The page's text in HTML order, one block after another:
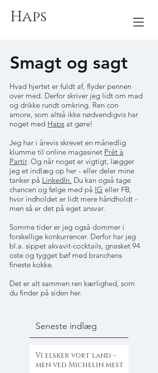
Haps
Smagt og sagt
Hvad hjertet er fuldt af, flyder pennen
over med. Derfor skriver jeg lidt om mad
og drikke rundt omkring. Ren con
amore, som altså ikke nødvendigvis har
noget med Haps at gøre!
Jeg har i årevis skrevet en månedlig
klumme til online magasinet Prêt à
Partir. Og når noget er vigtigt, lægger
jeg et indlæg op her - eller deler mine
tanker på LinkedIn. Du kan også tage
chancen og følge med på IG eller FB,
hvor indholdet er lidt mere håndholdt -
men så er det på eget ansvar.
Somme tider er jeg også dommer i
forskellige konkurrencer. Derfor har jeg
bl.a. sippet akvavit-cocktails, gnasket 94
oste og tygget bøf med branchens
fineste kokke.
Det er alt sammen ren kærlighed, som
du finder på siden her.
Seneste indlæg
Vi elsker vort land -
men ved Michelin mest